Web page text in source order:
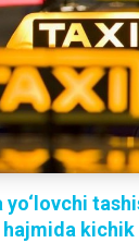
kichik